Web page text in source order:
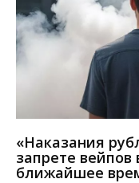
«Наказания
запрете вейпов
ближайшее